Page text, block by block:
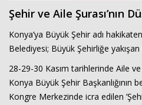
Şehir ve Aile Şurası’nın
Konya’ya Büyük Şehir adı
Belediyesi; Büyük Şehirliğe yakışan
28-29-30 Kasım tarihlerinde Aile
Konya Büyük Şehir Başkanlığının
Kongre Merkezinde icra edilen